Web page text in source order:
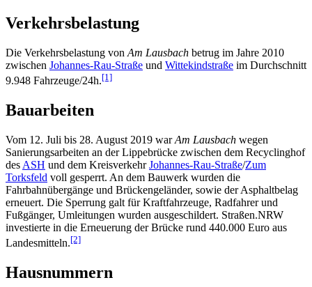
Verkehrsbelastung
Die Verkehrsbelastung von Am Lausbach betrug im Jahre 2010
zwischen Johannes-Rau-Straße und Wittekindstraße im Durchschnitt
9.948 Fahrzeuge/24h.[1]
Bauarbeiten
Vom 12. Juli bis 28. August 2019 warAm Lausbach wegen
Sanierungsarbeiten an der Lippebrücke zwischen dem Recyclinghof
des ASH und dem KreisverkehrJohannes-Rau-Straße/Zum
Torksfeld voll gesperrt. An dem Bauwerk wurden die
Fahrbahnübergänge und Brückengeländer, sowie der Asphaltbelag
erneuert. Die Sperrung galt für Kraftfahrzeuge, Radfahrer und
Fußgänger, Umleitungen wurden ausgeschildert. Straßen.NRW
investierte in die Erneuerung der Brücke rund 440.000 Euro aus
Landesmitteln.[2]
Hausnummern